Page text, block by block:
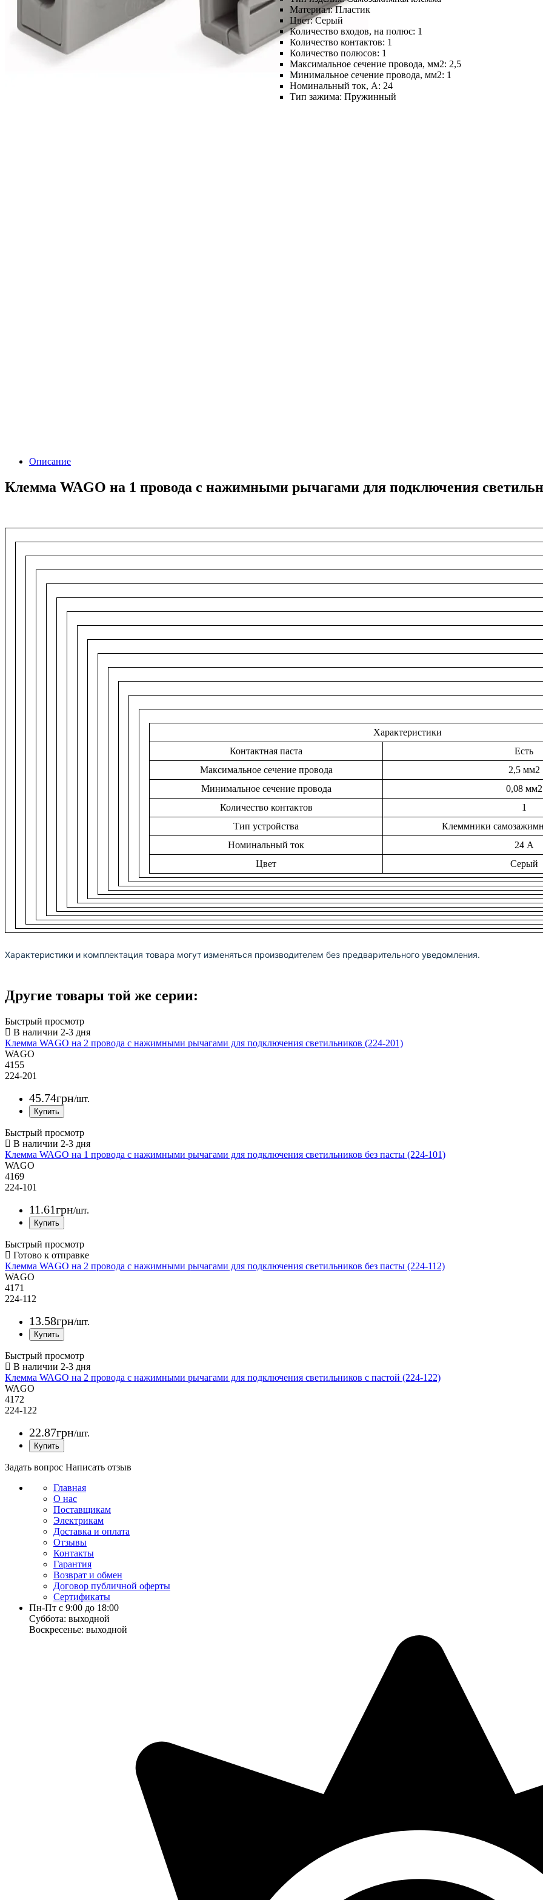
Материал:Пластик
Цвет:Серый
Количество входов, на полюс: 1
Количество контактов: 1
Количество полюсов: 1
Максимальное сечение провода, мм2: 2,5
Минимальное сечение провода, мм2: 1
Номинальный ток, А: 24
Тип зажима:Пружинный
Описание
Клемма WAGO на 1 провода с нажимными рычагами для подключения
Характеристики
Контактная паста
Есть
Максимальное сечение провода
2,5 мм2
Минимальное сечение провода
0,08 мм2
Количество контактов
1
Тип устройства
Клеммники
Номинальный ток
24 А
Цвет
Серый
Характеристики и комплектация товара могут изменяться производителем без предварительного уведомления.
Другие товары той же серии:
Быстрый просмотр
Клемма WAGO на 2 провода с нажимными рычагами для подключения светильников (224-201)
WAGO
4155
224-201
45.74грн/шт.
Быстрый просмотр
Клемма WAGO на 1 провода с нажимными рычагами для подключения светильников без пасты (224-101)
WAGO
4169
224-101
11.61грн/шт.
Быстрый просмотр
Клемма WAGO на 2 провода с нажимными рычагами для подключения светильников без пасты (224-112)
WAGO
4171
224-112
13.58грн/шт.
Быстрый просмотр
Клемма WAGO на 2 провода с нажимными рычагами для подключения светильников с пастой (224-122)
WAGO
4172
224-122
22.87грн/шт.
Задать вопрос Написать отзыв
Главная
О нас
Поставщикам
Электрикам
Доставка и оплата
Отзывы
Контакты
Гарантия
Возврат и обмен
Договор публичной оферты
Сертификаты
Пн-Пт с 9:00 до 18:00
Суббота: выходной
Воскресенье: выходной